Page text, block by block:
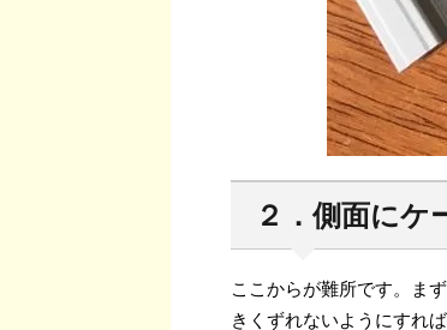
２．側面にケ
ここからが難所です。ま
きくずれないようにすれ